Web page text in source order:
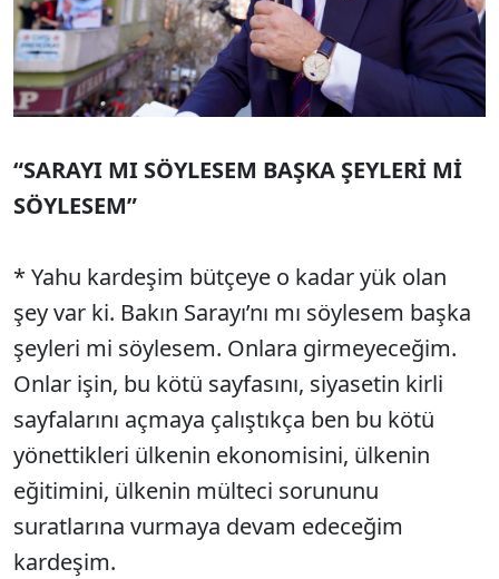
“SARAYI MI SÖYLESEM BAŞKA ŞEYLERİ Mİ
SÖYLESEM”
* Yahu kardeşim bütçeye o kadar yük olan
şey var ki. Bakın Sarayı’nı mı söylesem başka
şeyleri mi söylesem. Onlara girmeyeceğim.
Onlar işin, bu kötü sayfasını, siyasetin kirli
sayfalarını açmaya çalıştıkça ben bu kötü
yönettikleri ülkenin ekonomisini, ülkenin
eğitimini, ülkenin mülteci sorununu
suratlarına vurmaya devam edeceğim
kardeşim.